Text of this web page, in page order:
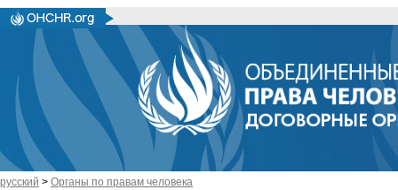
русский > Органы по правам человека